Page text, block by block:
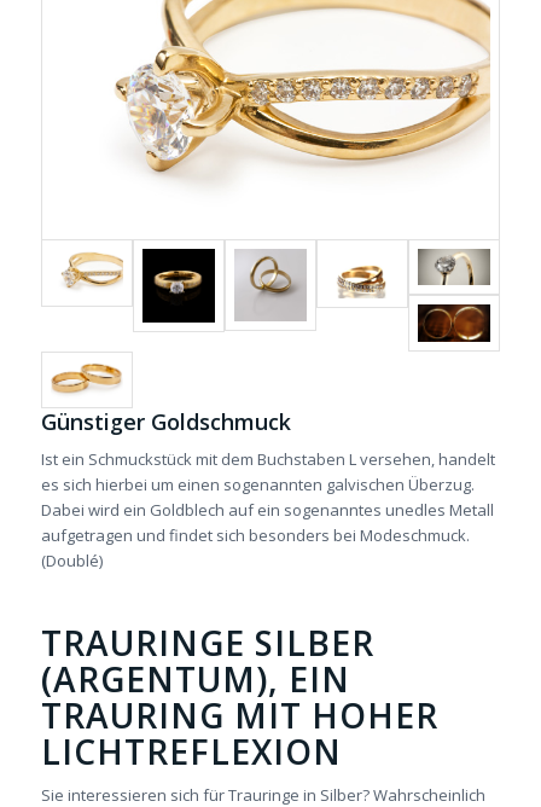
Günstiger Goldschmuck
Ist ein Schmuckstück mit dem Buchstaben L versehen, handelt
es sich hierbei um einen sogenannten galvischen Überzug.
Dabei wird ein Goldblech auf ein sogenanntes unedles Metall
aufgetragen und findet sich besonders bei Modeschmuck.
(Doublé)
TRAURINGE SILBER
(ARGENTUM), EIN
TRAURING MIT HOHER
LICHTREFLEXION
Sie interessieren sich für Trauringe in Silber? Wahrscheinlich